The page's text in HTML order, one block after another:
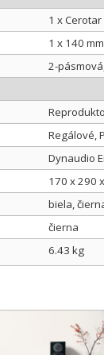
1 x Cerotar
1 x 140
2-
Regálové,
Dynaudio
170 x 290
biela,
čierna
6.43 kg